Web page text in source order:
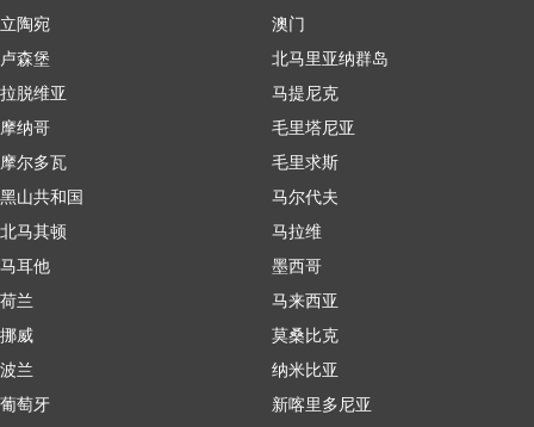
立陶宛
卢森堡
拉脱维亚
摩纳哥
摩尔多瓦
黑山共和国
北马其顿
马耳他
荷兰
挪威
波兰
葡萄牙
澳门
北马里亚纳群岛
马提尼克
毛里塔尼亚
毛里求斯
马尔代夫
马拉维
墨西哥
马来西亚
莫桑比克
纳米比亚
新喀里多尼亚